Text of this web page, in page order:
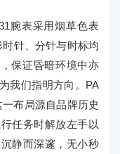
腕表采用烟草色表
针、分针与时标均
保证昏暗环境中亦
我们指明方向。PA
布局源自品牌历史
任务时解放左手以
静而深邃，无小秒